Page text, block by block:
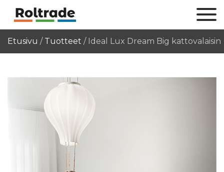
Etusivu / Tuotteet / Ideal Lux Dream Big kattovalaisin